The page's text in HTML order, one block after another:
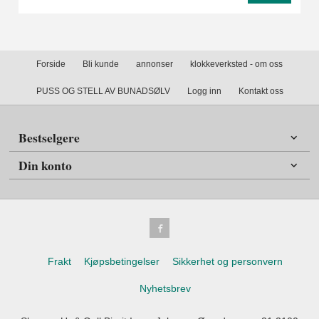
Forside Bli kunde annonser klokkeverksted - om oss
PUSS OG STELL AV BUNADSØLV Logg inn Kontakt oss
Bestselgere
Din konto
Frakt Kjøpsbetingelser Sikkerhet og personvern
Nyhetsbrev